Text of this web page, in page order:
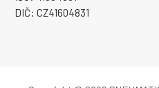
DIČ: CZ41604831